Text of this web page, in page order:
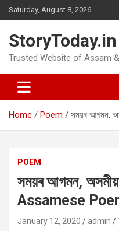
Skip
to
Saturday, August 8, 2026
StoryToday.in
Trusted Website of Assam
Home Poem সময়ৰ আগমন,
POEM
সময়ৰ আগমন,
Assamese
January 12, 2020 admin